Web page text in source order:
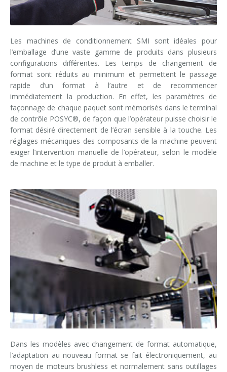
Certifications et Associations
Whistleblowing
Économie d'énergie
Solutions compactes
Superviseur de ligne SWM
Visite virtuelle
REMPLISSEUSES POUR BOUTEILLES PET/ rPET
EMBALLEUSES
Film thermorétractable
entrée en ligne
entrée à 90°
Film étirable
Carton wrap-around
entrée en ligne
entrée à 90°
Carton RSC (américain)
Carton Kraft
Barquette en carton
Carton et film combiné
entrée en ligne
entrée à 90°
PALETTISEURS
Minipal
Entrée en ligne
Entrée à 90°
CONVOYEURS
Services Smycall
AI Tech Support
AR Smart Glasses
Assistance sur place
Upgrades
Training
Formation
Formation souffleuses et remplisseuses
Formation machines de conditionnement
Formation palettiseurs
Demande d'informations
News
Installations récentes
Sminow magazine
Communiqués de presse
Ils disent de nous
Contacts
Filiales
Demande d'informations
Salons: demande de rendez-vous
Fournisseurs
Careers
Careers
Insérez votre C.V.
Modifiez votre C.V.
Opportunités de travail
Les machines de conditionnement SMI sont idéales pour
l’emballage d’une vaste gamme de produits dans plusieurs
configurations différentes. Les temps de changement de
format sont réduits au minimum et permettent le passage
rapide d’un format à l’autre et de recommencer
immédiatement la production. En effet, les paramètres de
façonnage de chaque paquet sont mémorisés dans le terminal
de contrôle POSYC®, de façon que l’opérateur puisse choisir le
format désiré directement de l’écran sensible à la touche. Les
réglages mécaniques des composants de la machine peuvent
exiger l’intervention manuelle de l’opérateur, selon le modèle
de machine et le type de produit à emballer.
Dans les modèles avec changement de format automatique,
l’adaptation au nouveau format se fait électroniquement, au
moyen de moteurs brushless et normalement sans outillages